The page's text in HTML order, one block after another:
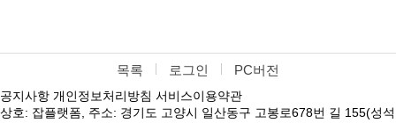
목록 로그인 PC버전
공지사항 개인정보처리방침 서비스이용약관
상호: 잡플랫폼, 주소: 경기도 고양시 일산동구 고봉로678번 길 155(성석